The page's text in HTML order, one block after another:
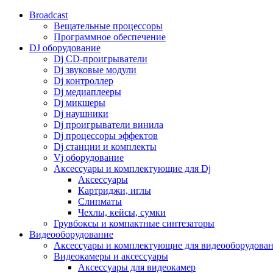
Broadcast
Вещательные процессоры
Программное обеспечение
DJ оборудование
Dj CD-проигрыватели
Dj звуковые модули
Dj контроллер
Dj медиаплееры
Dj микшеры
Dj наушники
Dj проигрыватели винила
Dj процессоры эффектов
Dj станции и комплекты
Vj оборудование
Аксессуары и комплектующие для Dj
Аксессуары
Картриджи, иглы
Слипматы
Чехлы, кейсы, сумки
Грувбоксы и компактные синтезаторы
Видеооборудование
Аксессуары и комплектующие для
Видеокамеры и аксессуары
Аксессуары для видеокамер